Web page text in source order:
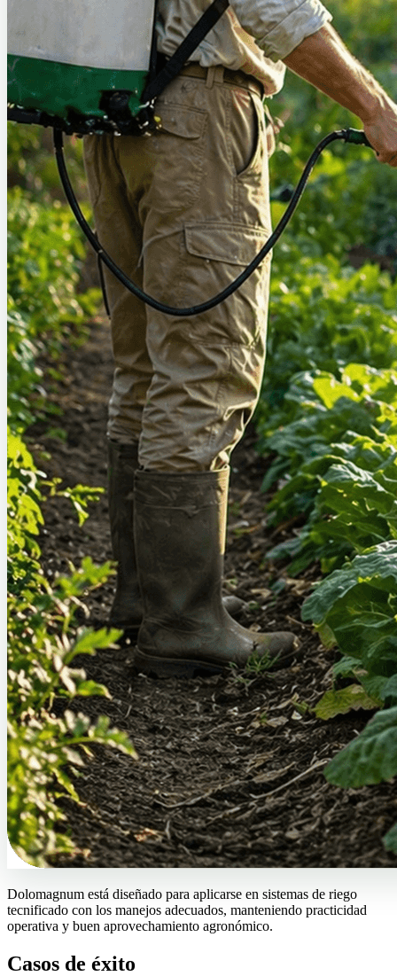
Dolomagnum está diseñado para aplicarse en sistemas de riego
tecnificado con los manejos adecuados, manteniendo practicidad
operativa y buen aprovechamiento agronómico.
Casos de éxito